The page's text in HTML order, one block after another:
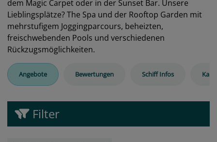
dem Magic Carpet oder in der Sunset Bar. Unsere
Lieblingsplätze? The Spa und der Rooftop Garden mit
mehrstufigem Joggingparcours, beheizten,
freischwebenden Pools und verschiedenen
Rückzugsmöglichkeiten.
Angebote Bewertungen Schiff Infos
Filter